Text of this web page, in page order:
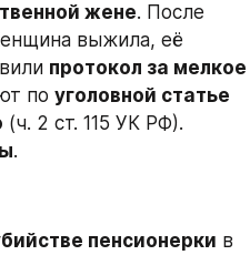
жене. После
выжила, её
протокол за мелкое
по уголовной статье
(ч. 2 ст. 115 УК РФ).
.
пенсионерки в